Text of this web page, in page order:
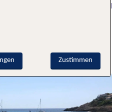
deine Entdeckung warten. TUI
ihrem Artikel bekannte und
vor, die nur auf deine
Zustimmen